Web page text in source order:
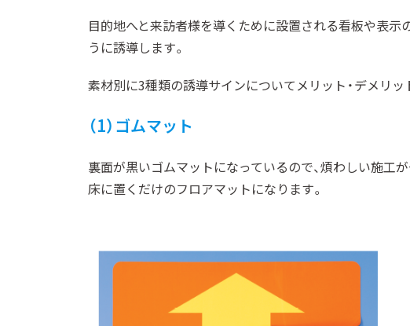
目的地へと来訪者様を導くために設置される看板や表示
うに誘導します。
素材別に3種類の誘導サインについてメリット・デメリッ
（1）ゴムマット
裏面が黒いゴムマットになっているので、煩わしい施工が
床に置くだけのフロアマットになります。